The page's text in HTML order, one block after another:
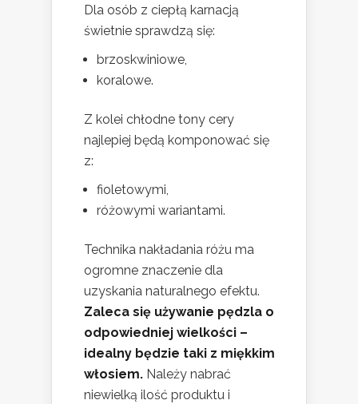
Dla osób z ciepłą karnacją
świetnie sprawdzą się:
brzoskwiniowe,
koralowe.
Z kolei chłodne tony cery
najlepiej będą komponować się
z:
fioletowymi,
różowymi wariantami.
Technika nakładania różu ma
ogromne znaczenie dla
uzyskania naturalnego efektu.
Zaleca się używanie pędzla o
odpowiedniej wielkości –
idealny będzie taki z miękkim
włosiem. Należy nabrać
niewielką ilość produktu i